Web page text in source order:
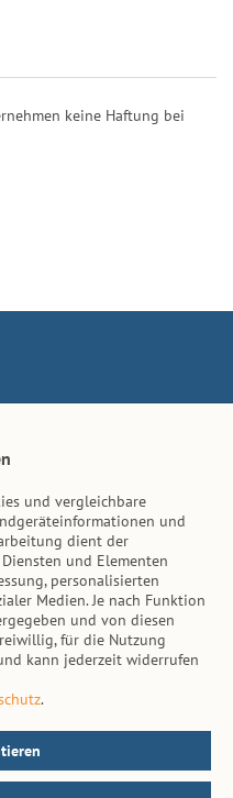
keine Haftung bei
und vergleichbare
und
dient der
und Elementen
personalisierten
Medien. Je nach Funktion
und von diesen
für die Nutzung
kann jederzeit widerrufen
.